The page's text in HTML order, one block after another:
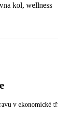
kol, wellness
v ekonomické